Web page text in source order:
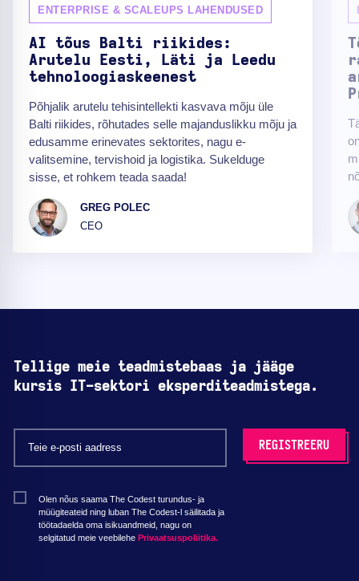
ENTERPRISE & SCALEUPS LAHENDUSED
AI tõus Balti riikides:
Arutelu Eesti, Läti ja Leedu
tehnoloogiaskeenest
Põhjalik arutelu tehisintellekti kasvava mõju üle
Balti riikides, rõhutades selle majanduslikku mõju ja
edusamme erinevates sektorites, nagu e-
valitsemine, tervishoid ja logistika. Sukelduge
sisse, et rohkem teada saada!
GREG POLEC
CEO
Tellige meie teadmistebaas ja jääge
kursis IT-sektori eksperditeadmistega.
Olen nõus saama The Codest turundus- ja
müügiteateid ning luban The Codest-l säilitada ja
töötadaelda oma isikuandmeid, nagu on
selgitatud meie veebilehe Privaatsuspoliitika.